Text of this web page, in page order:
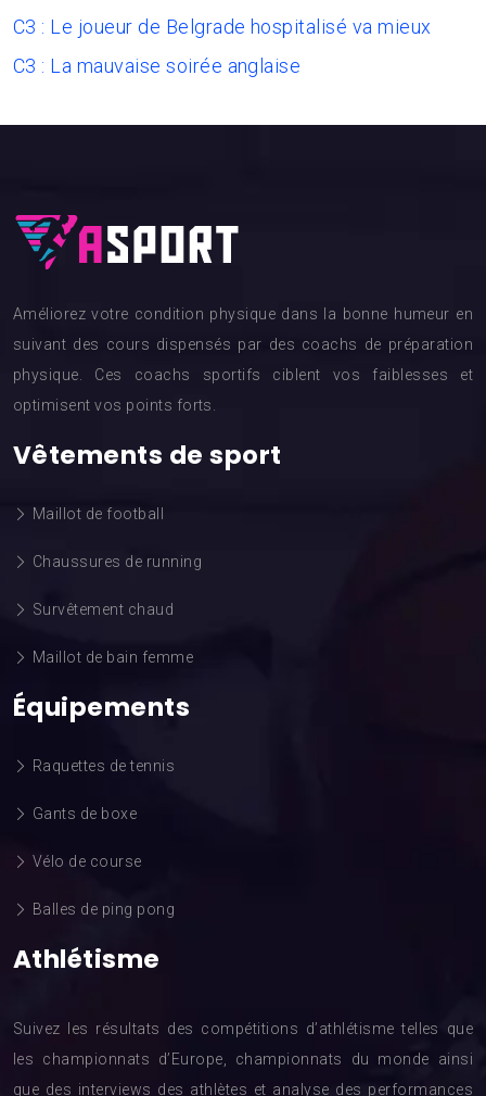
C3 : Le joueur de Belgrade hospitalisé va mieux
C3 : La mauvaise soirée anglaise
Améliorez votre condition physique dans la bonne humeur en
suivant des cours dispensés par des coachs de préparation
physique. Ces coachs sportifs ciblent vos faiblesses et
optimisent vos points forts.
Vêtements de sport
Maillot de football
Chaussures de running
Survêtement chaud
Maillot de bain femme
Équipements
Raquettes de tennis
Gants de boxe
Vélo de course
Balles de ping pong
Athlétisme
Suivez les résultats des compétitions d’athlétisme telles que
les championnats d’Europe, championnats du monde ainsi
que des interviews des athlètes et analyse des performances